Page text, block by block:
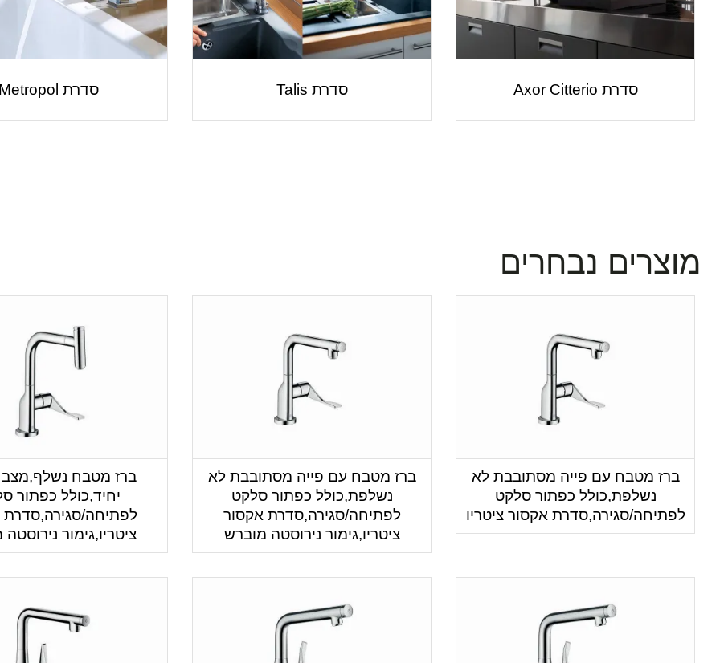
סדרת Axor Citterio סדרת Talis סדרת Metropol
מוצרים נבחרים
ברז מטבח עם פייה מסתובבת לא
נשלפת,כולל כפתור סלקט
לפתיחה/סגירה,סדרת אקסור ציטריו
ברז מטבח עם פייה מסתובבת לא
נשלפת,כולל כפתור סלקט
לפתיחה/סגירה,סדרת אקסור
ציטריו,גימור נירוסטה מוברש
ברז מטבח נשלף,מצב
יחיד,כולל כפתור
לפתיחה/סגירה,סדרת
ציטריו,גימור